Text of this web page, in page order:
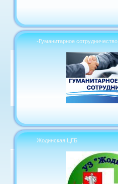
-Гуманитарное сотрудничество
Жодинская ЦГБ